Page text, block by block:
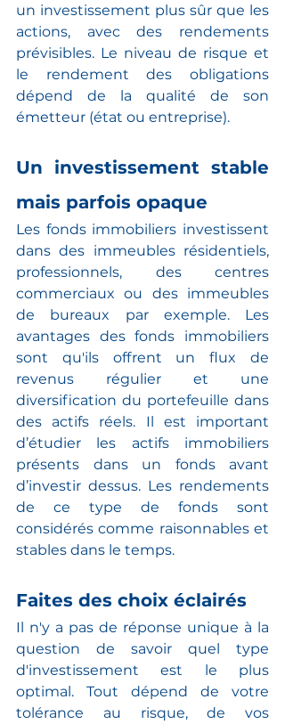
un investissement plus sûr que les
actions, avec des rendements
prévisibles. Le niveau de risque et
le rendement des obligations
dépend de la qualité de son
émetteur (état ou entreprise).
Un investissement stable
mais parfois opaque
Les fonds immobiliers investissent
dans des immeubles résidentiels,
professionnels, des centres
commerciaux ou des immeubles
de bureaux par exemple. Les
avantages des fonds immobiliers
sont qu'ils offrent un flux de
revenus régulier et une
diversification du portefeuille dans
des actifs réels. Il est important
d’étudier les actifs immobiliers
présents dans un fonds avant
d’investir dessus. Les rendements
de ce type de fonds sont
considérés comme raisonnables et
stables dans le temps.
Faites des choix éclairés
Il n'y a pas de réponse unique à la
question de savoir quel type
d'investissement est le plus
optimal. Tout dépend de votre
tolérance au risque, de vos